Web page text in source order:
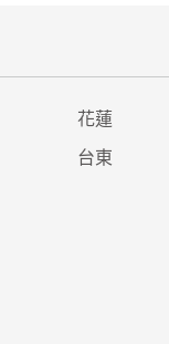
花蓮
台東